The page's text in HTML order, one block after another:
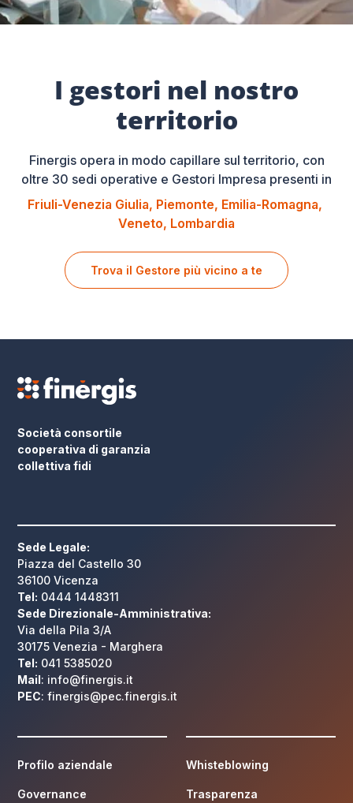
I gestori nel nostro
territorio
Finergis opera in modo capillare sul territorio, con
oltre 30 sedi operative e Gestori Impresa presenti in
Friuli-Venezia Giulia Piemonte Emilia-Romagna
Veneto Lombardia
Trova il Gestore più vicino a te
Società consortile
cooperativa di garanzia
collettiva fidi
Sede Legale:
Piazza del Castello 30
36100 Vicenza
Tel: 0444 1448311
Sede Direzionale-Amministrativa:
Via della Pila 3/A
30175 Venezia - Marghera
Tel: 041 5385020
Mail: info@finergis.it
PEC: finergis@pec.finergis.it
Profilo aziendale
Governance
Whisteblowing
Trasparenza